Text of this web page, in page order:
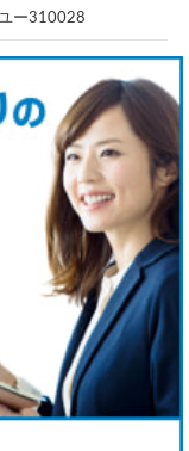
ー310028